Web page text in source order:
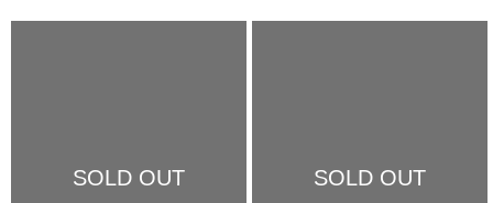
SOLD OUT SOLD OUT